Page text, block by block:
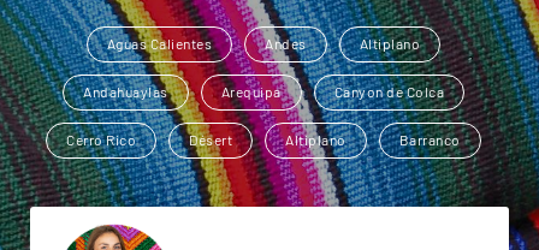
Aguas Calientes Andes Altiplano
Andahuaylas Arequipa Canyon de Colca
Cerro Rico Désert Altiplano Barranco